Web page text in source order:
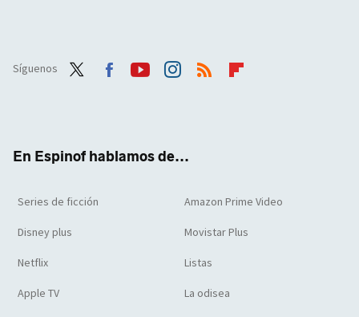
Síguenos
En Espinof hablamos de...
Series de ficción Amazon Prime Video
Disney plus Movistar Plus
Netflix Listas
Apple TV La odisea